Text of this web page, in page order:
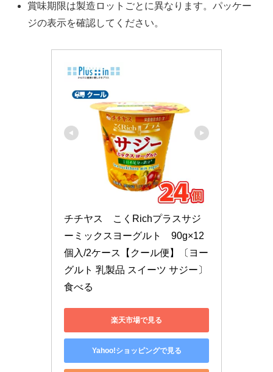
賞味期限は製造ロットごとに異なります。パッケー
ジの表示を確認してください。
チチヤス　こくRichプラスサジ
ーミックスヨーグルト　90g×12
個入/2ケース【クール便】〔ヨー
グルト 乳製品 スイーツ サジー〕
食べる
楽天市場で見る
Yahoo!ショッピングで見る